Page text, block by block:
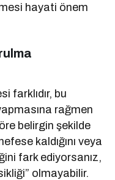
hayati önem
farklıdır, bu
rağmen
belirgin şekilde
kaldığını veya
fark ediyorsanız,
olmayabilir.